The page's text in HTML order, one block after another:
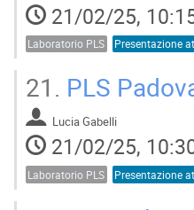
21/02/25,
Laboratorio PLS
21. PLS
Lucia Gabelli
21/02/25,
Laboratorio PLS